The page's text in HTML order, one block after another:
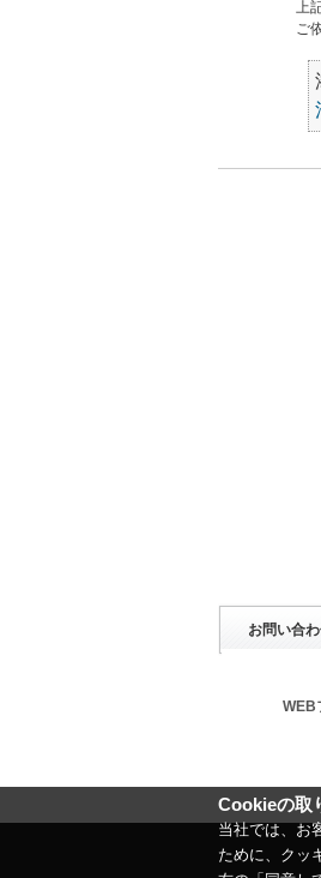
上
ご
お問い合
WEB
Cookieの取
当社では、お
ために、クッ